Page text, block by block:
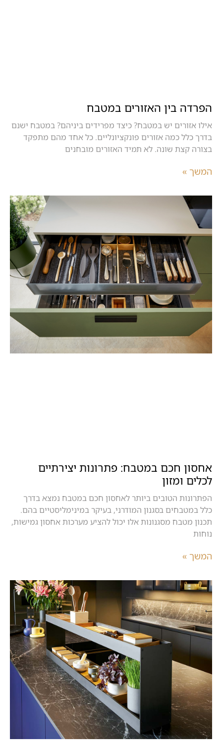
הפרדה בין האזורים במטבח
אילו אזורים יש במטבח? כיצד מפרידים ביניהם? במטבח ישנם
בדרך כלל כמה אזורים פונקציונליים. כל אחד מהם מתפקד
בצורה קצת שונה. לא תמיד האזורים מובחנים
המשך »
אחסון חכם במטבח: פתרונות יצירתיים
לכלים ומזון
הפתרונות הטובים ביותר לאחסון חכם במטבח נמצא בדרך
כלל במטבחים בסגנון המודרני, בעיקר במינימליסטיים בהם.
תכנון מטבח מסגנונות אלו יכול להציע מערכות אחסון גמישות,
נוחות
המשך »